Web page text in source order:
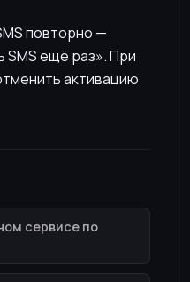
повторно —
SMS ещё раз». При
активацию
сервисе по